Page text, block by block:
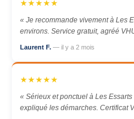
★★★★★
« Je recommande vivement à Les
environs. Service gratuit, agréé
Laurent F. — il y a 2 mois
★★★★★
« Sérieux et ponctuel à Les
expliqué les démarches. Certificat